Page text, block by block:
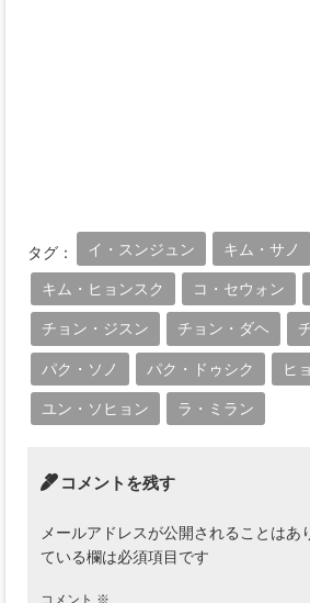
タグ： イ・スンジュン キム・サノ
キム・ヒョンスク コ・セウォン
チョン・ジスン チョン・ダヘ
パク・ソノ パク・ドゥシク ヒ
ユン・ソヒョン ラ・ミラン
コメントを残す
メールアドレスが公開されることはあ
ている欄は必須項目です